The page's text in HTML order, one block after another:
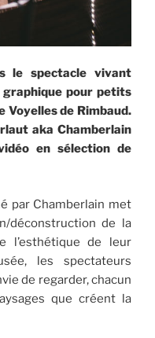
le spectacle vivant
graphique pour petits
Voyelles de Rimbaud.
aka Chamberlain
en sélection de
par Chamberlain met
déconstruction de la
l’esthétique de leur
les spectateurs
de regarder, chacun
que créent la